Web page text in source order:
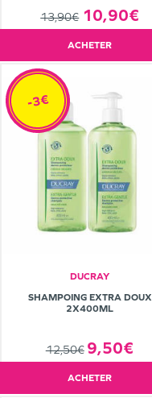
13,90€ 10,90€
ACHETER
DUCRAY
SHAMPOING EXTRA DOUX
2X400ML
12,50€ 9,50€
-3€
ACHETER